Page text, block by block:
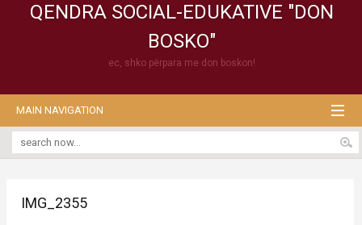
QENDRA SOCIAL-EDUKATIVE "DON
BOSKO"
ec, shko përpara me don boskon!
MAIN NAVIGATION
IMG_2355